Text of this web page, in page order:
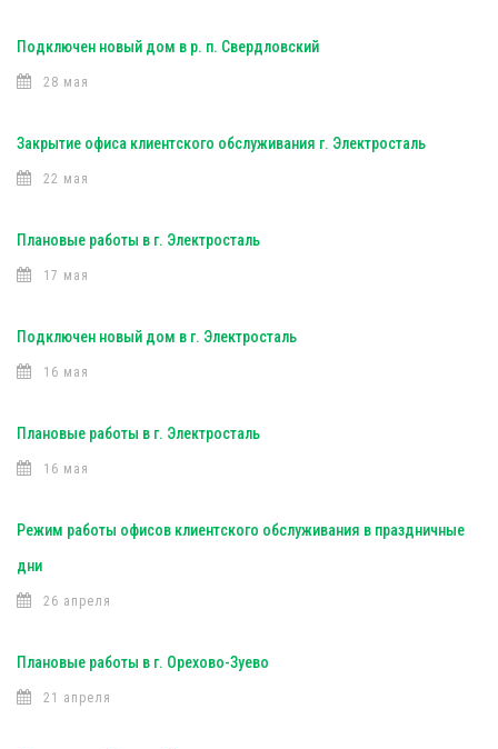
Подключен новый дом в р. п. Свердловский
28 мая
Закрытие офиса клиентского обслуживания г. Электросталь
22 мая
Плановые работы в г. Электросталь
17 мая
Подключен новый дом в г. Электросталь
16 мая
Плановые работы в г. Электросталь
16 мая
Режим работы офисов клиентского обслуживания в праздничные
дни
26 апреля
Плановые работы в г. Орехово-Зуево
21 апреля